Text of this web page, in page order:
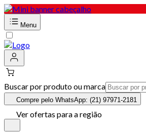
Menu
Buscar por produto ou marca
Compre pelo WhatsApp: (21) 97971-2181
Ver ofertas para a região